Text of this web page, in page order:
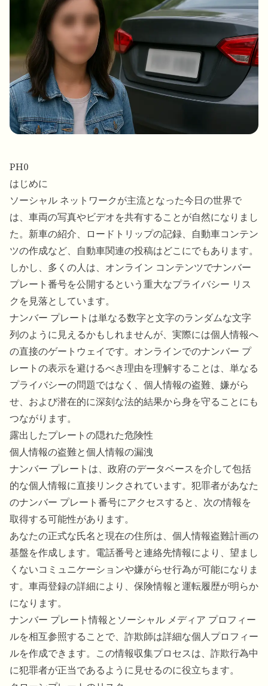
ビデオインテリジェンス
一括背景除去
PH0
はじめに
ソーシャル ネットワークが主流となった今日の世界で
は、車両の写真やビデオを共有することが自然になりまし
た。新車の紹介、ロードトリップの記録、自動車コンテン
ツの作成など、自動車関連の投稿はどこにでもあります。
しかし、多くの人は、オンライン コンテンツでナンバー
プレート番号を公開するという重大なプライバシー リス
クを見落としています。
ナンバー プレートは単なる数字と文字のランダムな文字
列のように見えるかもしれませんが、実際には個人情報へ
の直接のゲートウェイです。オンラインでのナンバー プ
レートの表示を避けるべき理由を理解することは、単なる
プライバシーの問題ではなく、個人情報の盗難、嫌がら
せ、および潜在的に深刻な法的結果から身を守ることにも
つながります。
露出したプレートの隠れた危険性
個人情報の盗難と個人情報の漏洩
ナンバー プレートは、政府のデータベースを介して包括
的な個人情報に直接リンクされています。犯罪者があなた
のナンバー プレート番号にアクセスすると、次の情報を
取得する可能性があります。
あなたの正式な氏名と現在の住所は、個人情報盗難計画の
基盤を作成します。電話番号と連絡先情報により、望まし
くないコミュニケーションや嫌がらせ行為が可能になりま
す。車両登録の詳細により、保険情報と運転履歴が明らか
になります。
ナンバー プレート情報とソーシャル メディア プロフィー
ルを相互参照することで、詐欺師は詳細な個人プロフィー
ルを作成できます。この情報収集プロセスは、詐欺行為中
に犯罪者が正当であるように見せるのに役立ちます。